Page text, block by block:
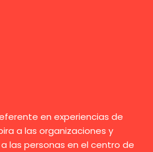
en experiencias de
a las organizaciones y
las personas en el centro de